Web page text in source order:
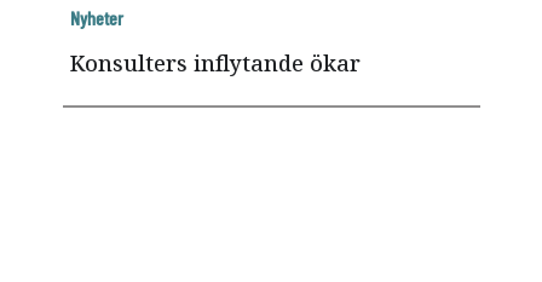
Konsulters inflytande ökar
Nyheter